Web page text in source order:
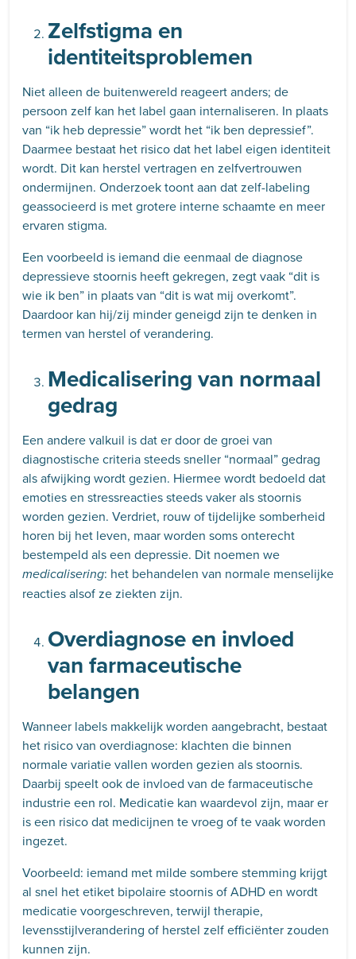
Zelfstigma en
identiteitsproblemen
Niet alleen de buitenwereld reageert anders; de
persoon zelf kan het label gaan internaliseren. In plaats
van “ik heb depressie” wordt het “ik ben depressief”.
Daarmee bestaat het risico dat het label eigen identiteit
wordt. Dit kan herstel vertragen en zelfvertrouwen
ondermijnen. Onderzoek toont aan dat zelf-labeling
geassocieerd is met grotere interne schaamte en meer
ervaren stigma.
Een voorbeeld is iemand die eenmaal de diagnose
depressieve stoornis heeft gekregen, zegt vaak “dit is
wie ik ben” in plaats van “dit is wat mij overkomt”.
Daardoor kan hij/zij minder geneigd zijn te denken in
termen van herstel of verandering.
Medicalisering van normaal
gedrag
Een andere valkuil is dat er door de groei van
diagnostische criteria steeds sneller “normaal” gedrag
als afwijking wordt gezien. Hiermee wordt bedoeld dat
emoties en stressreacties steeds vaker als stoornis
worden gezien. Verdriet, rouw of tijdelijke somberheid
horen bij het leven, maar worden soms onterecht
bestempeld als een depressie. Dit noemen we
medicalisering: het behandelen van normale menselijke
reacties alsof ze ziekten zijn.
Overdiagnose en invloed
van farmaceutische
belangen
Wanneer labels makkelijk worden aangebracht, bestaat
het risico van overdiagnose: klachten die binnen
normale variatie vallen worden gezien als stoornis.
Daarbij speelt ook de invloed van de farmaceutische
industrie een rol. Medicatie kan waardevol zijn, maar er
is een risico dat medicijnen te vroeg of te vaak worden
ingezet.
Voorbeeld: iemand met milde sombere stemming krijgt
al snel het etiket bipolaire stoornis of ADHD en wordt
medicatie voorgeschreven, terwijl therapie,
levensstijlverandering of herstel zelf efficiënter zouden
kunnen zijn.